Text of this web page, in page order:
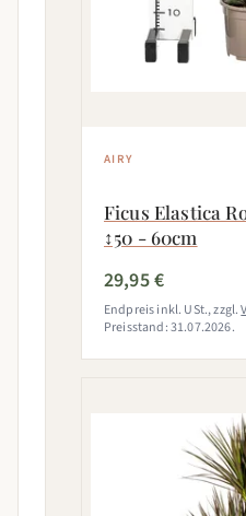
AIRY
Ficus Elastica
↕50 - 60cm
29,95 €
Endpreis inkl. USt., zzgl.
Preisstand: 31.07.2026.